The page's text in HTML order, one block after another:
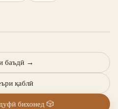
қаблӣ
баъдӣ →
бихонед 🎲